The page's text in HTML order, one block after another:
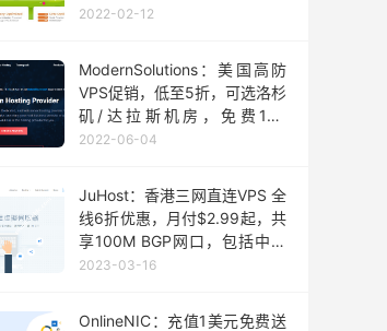
2022-02-12
ModernSolutions：美国高防
VPS促销，低至5折，可选洛杉
矶/达拉斯机房，免费1TB
DDOS防御，月付2.5美元起
2022-06-04
JuHost：香港三网直连VPS 全
线6折优惠，月付$2.99起，共
享100M BGP网口，包括中国
内地方向
2023-03-16
OnlineNIC：充值1美元免费送